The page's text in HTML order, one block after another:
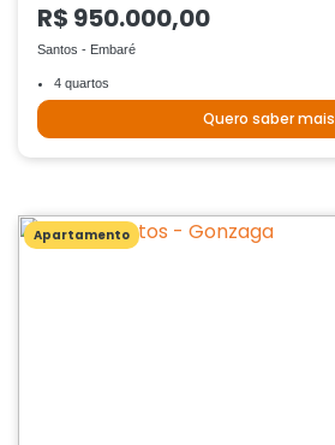
R$ 950.000,00
Santos - Embaré
4 quartos
Quero saber mais
Apartamento